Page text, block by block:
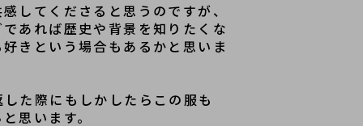
してくださると思うのですが、
あれば歴史や背景を知りたくな
きという場合もあるかと思いま
た際にもしかしたらこの服も
思います。